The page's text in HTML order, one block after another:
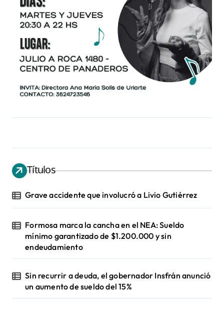
Títulos
Grave accidente que involucró a Livio Gutiérrez
Formosa marca la cancha en el NEA: Sueldo
mínimo garantizado de $1.200.000 y sin
endeudamiento
Sin recurrir a deuda, el gobernador Insfrán anunció
un aumento de sueldo del 15%